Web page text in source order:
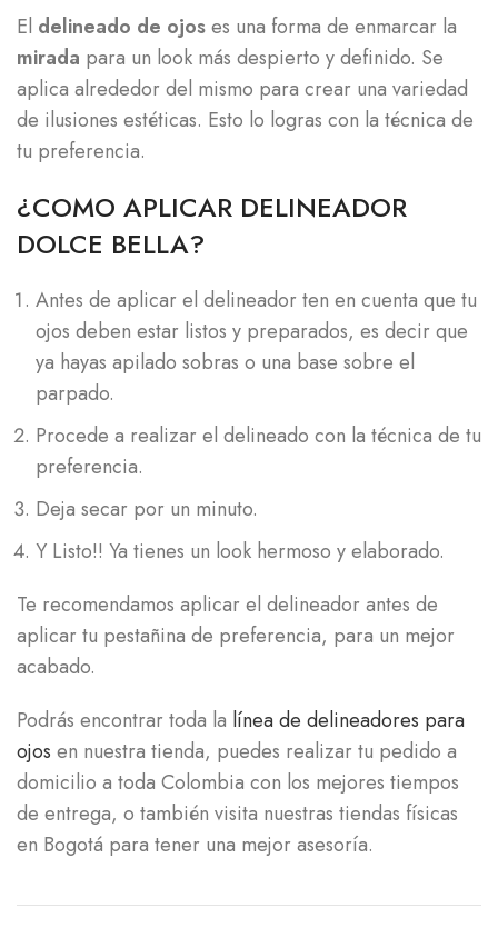
El delineado de ojoses una forma de enmarcar la
mirada para un look más despierto y definido. Se
aplica alrededor del mismo para crear una variedad
de ilusiones estéticas. Esto lo logras con la técnica de
tu preferencia.
¿COMO APLICAR DELINEADOR
DOLCE BELLA?
Antes de aplicar el delineador ten en cuenta que tu
ojos deben estar listos y preparados, es decir que
ya hayas apilado sobras o una base sobre el
parpado.
Procede a realizar el delineado con la técnica de tu
preferencia.
Deja secar por un minuto.
Y Listo!! Ya tienes un look hermoso y elaborado.
Te recomendamos aplicar el delineador antes de
aplicar tu pestañina de preferencia, para un mejor
acabado.
Podrás encontrar toda la línea de delineadores para
ojos en nuestra tienda, puedes realizar tu pedido a
domicilio a toda Colombia con los mejores tiempos
de entrega, o también visita nuestras tiendas físicas
en Bogotá para tener una mejor asesoría.